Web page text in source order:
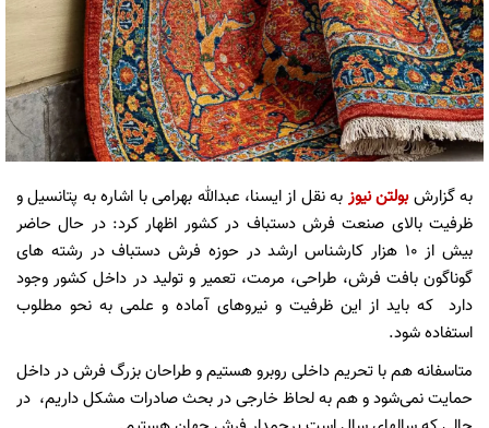
به گزارش بولتن نیوز به نقل از ایسنا، عبدالله بهرامی با اشاره به پتانسیل و
ظرفیت بالای صنعت فرش دستباف در کشور اظهار کرد: در حال حاضر
بیش از ۱۰ هزار کارشناس ارشد در حوزه فرش دستباف در رشته های
گوناگون بافت فرش، طراحی، مرمت، تعمیر و تولید در داخل کشور وجود
دارد که باید از این ظرفیت و نیروهای آماده و علمی به نحو مطلوب
استفاده شود.
متاسفانه هم با تحریم داخلی روبرو هستیم و طراحان بزرگ فرش در داخل
حمایت نمی‌شود و هم به لحاظ خارجی در بحث صادرات مشکل داریم، در